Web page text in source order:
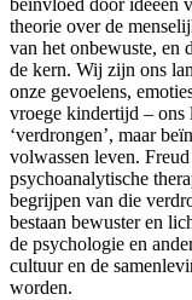
beïnvloed door ideeën
theorie over de
van het onbewuste, en
de kern. Wij zijn ons
onze gevoelens,
vroege kindertijd – ons
‘verdrongen’, maar
volwassen leven.
psychoanalytische
begrijpen van die
bestaan bewuster en
de psychologie en
cultuur en de
worden.